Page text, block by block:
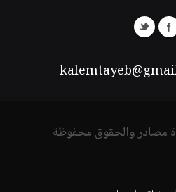
مصادر والحقوق محفوظة